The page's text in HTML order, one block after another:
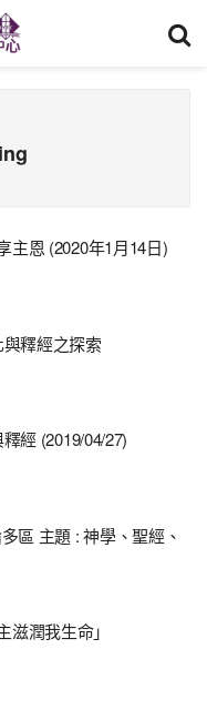
主恩 (2020年1月14日)
釋經之探索
經 (2019/04/27)
區 主題 : 神學、聖經、
潤我生命」